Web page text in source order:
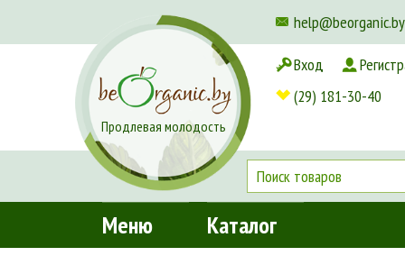
help@beorganic.by
Доставка и оплата
Продлевая молодость
Вход
(29) 181-30-40
Меню Каталог